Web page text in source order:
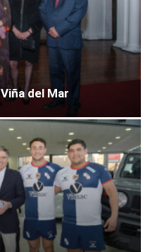
del Mar